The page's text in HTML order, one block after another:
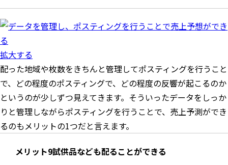
拡大する
配った地域や枚数をきちんと管理してポスティングを行うこと
で、どの程度のポスティングで、どの程度の反響が起こるのか
というのが少しずつ見えてきます。そういったデータをしっか
りと管理しながらポスティングを行うことで、売上予測ができ
るのもメリットの1つだと言えます。
メリット9試供品なども配ることができる